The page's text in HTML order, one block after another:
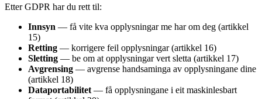
Etter GDPR har du rett til:
Innsyn — få vite kva opplysningar me har om deg (artikkel
15)
Retting — korrigere feil opplysningar (artikkel 16)
Sletting — be om at opplysningar vert sletta (artikkel 17)
Avgrensing — avgrense handsaminga av opplysningane dine
(artikkel 18)
Dataportabilitet — få opplysningane i eit maskinlesbart